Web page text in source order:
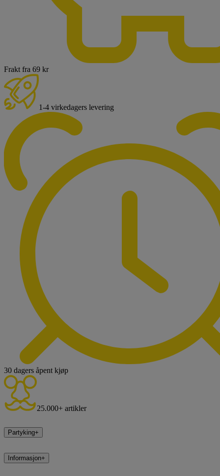
Frakt fra 69 kr
1-4 virkedagers levering
30 dagers åpent kjøp
25.000+ artikler
Partyking+
Informasjon+